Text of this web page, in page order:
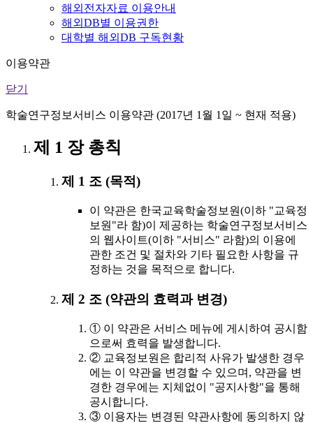
해외전자자료 이용안내
해외DB별 이용권한
대학별 해외DB 구독현황
이용약관
닫기
학술연구정보서비스 이용약관 (2017년 1월 1일 ~ 현재 적용)
제 1 장 총칙
제 1 조 (목적)
이 약관은 한국교육학술정보원(이하 "교육정
보원"라 함)이 제공하는 학술연구정보서비스
의 웹사이트(이하 "서비스" 라함)의 이용에
관한 조건 및 절차와 기타 필요한 사항을 규
정하는 것을 목적으로 합니다.
제 2 조 (약관의 효력과 변경)
① 이 약관은 서비스 메뉴에 게시하여 공시함
으로써 효력을 발생합니다.
② 교육정보원은 합리적 사유가 발생한 경우
에는 이 약관을 변경할 수 있으며, 약관을 변
경한 경우에는 지체없이 "공지사항"을 통해
공시합니다.
③ 이용자는 변경된 약관사항에 동의하지 않